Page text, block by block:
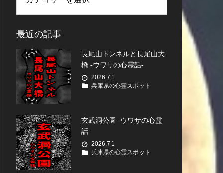
最近の記事
長尾山トンネルと長尾山大
橋 -ウワサの心霊話-
2026.7.1
兵庫県の心霊スポット
玄武洞公園 -ウワサの心霊
話-
2026.7.1
兵庫県の心霊スポット